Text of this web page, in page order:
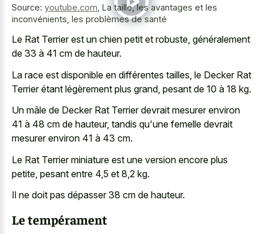
Source: youtube.com La taille, les avantages et les
inconvénients, les problèmes de santé
Le Rat Terrier est un chien petit et robuste, généralement
de 33 à 41 cm de hauteur.
La race est disponible en différentes tailles, le Decker Rat
Terrier étant légèrement plus grand, pesant de 10 à 18 kg.
Un mâle de Decker Rat Terrier devrait mesurer environ
41 à 48 cm de hauteur, tandis qu'une femelle devrait
mesurer environ 41 à 43 cm.
Le Rat Terrier miniature est une version encore plus
petite, pesant entre 4,5 et 8,2 kg.
Il ne doit pas dépasser 38 cm de hauteur.
Le tempérament